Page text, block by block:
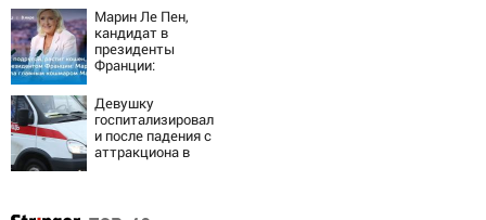
семитысячника
Марин Ле Пен,
кандидат в
президенты
Франции:
личная жизнь, как
относится к
России и Украине,
прогноз на
выборы
Девушку
госпитализировал
и после падения с
аттракциона в